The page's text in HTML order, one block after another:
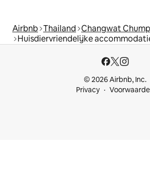
Airbnb Thailand Changwat
Huisdiervriendelijke
© 2026 Airbnb, Inc.
Privacy